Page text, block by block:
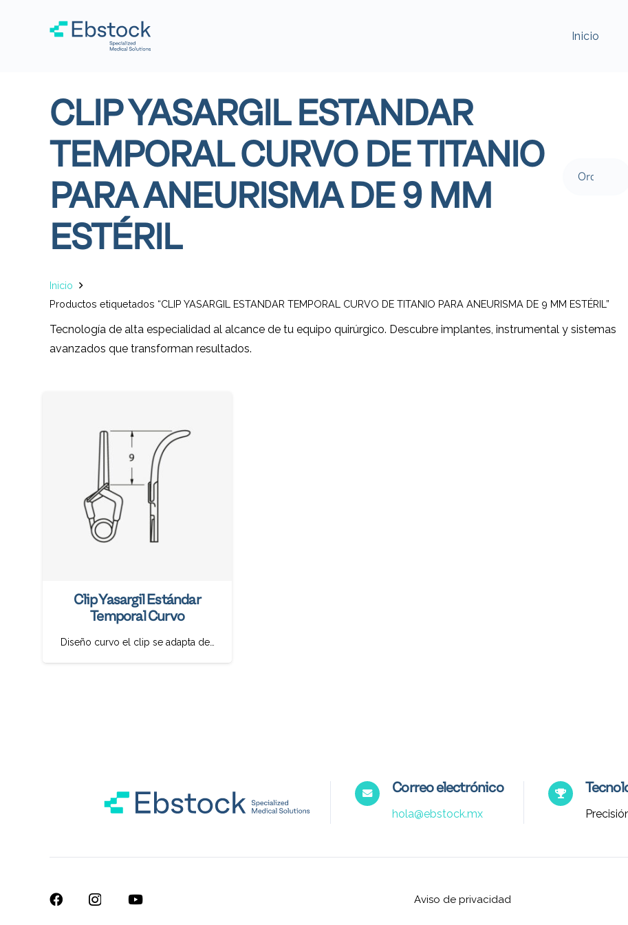
Inicio
CLIP YASARGIL ESTANDAR
TEMPORAL CURVO DE TITANIO
PARA ANEURISMA DE 9 MM
ESTÉRIL
Inicio
Productos etiquetados “CLIP YASARGIL ESTANDAR TEMPORAL CURVO DE TITANIO PARA ANEURISMA DE 9 MM ESTÉRIL”
Tecnología de alta especialidad al alcance de tu equipo quirúrgico. Descubre implantes, instrumental y sistemas
avanzados que transforman resultados.
Clip Yasargil Estándar
Temporal Curvo
Diseño curvo el clip se adapta de…
Correo electrónico
hola@ebstock.mx
Aviso de privacidad